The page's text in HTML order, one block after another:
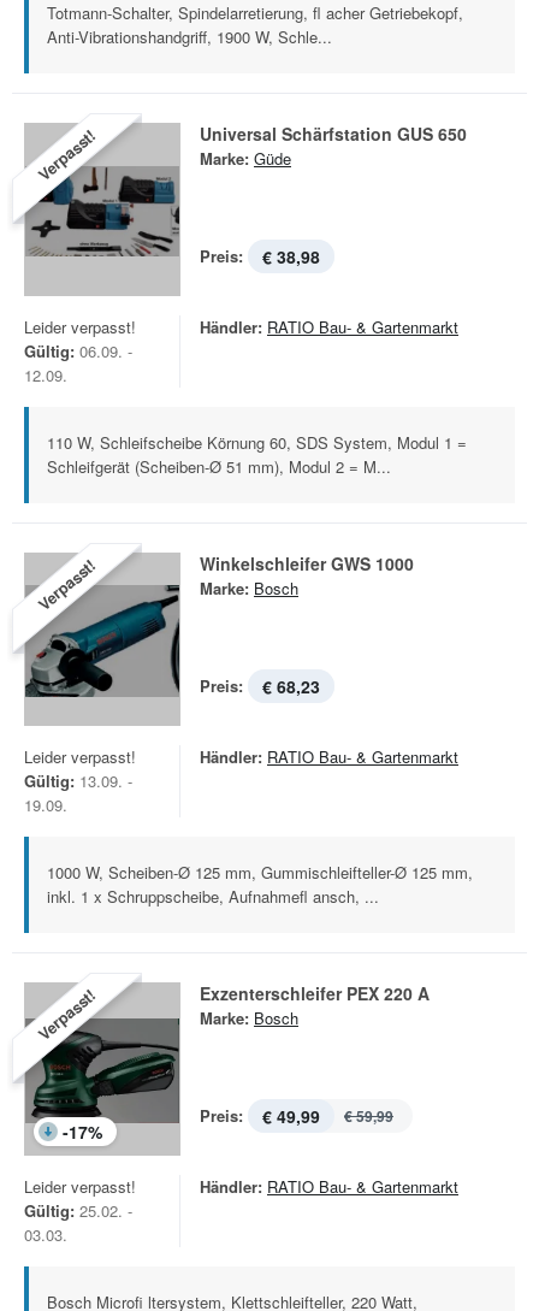
Totmann-Schalter, Spindelarretierung, fl acher Getriebekopf,
Anti-Vibrationshandgriff, 1900 W, Schle...
Verpasst! Universal Schärfstation GUS 650
Marke: Güde
Preis: € 38,98
Leider verpasst!
Gültig: 06.09. -
12.09.
Händler: RATIO Bau- & Gartenmarkt
110 W, Schleifscheibe Körnung 60, SDS System, Modul 1 =
Schleifgerät (Scheiben-Ø 51 mm), Modul 2 = M...
Verpasst! Winkelschleifer GWS 1000
Marke: Bosch
Preis: € 68,23
Leider verpasst!
Gültig: 13.09. -
19.09.
Händler: RATIO Bau- & Gartenmarkt
1000 W, Scheiben-Ø 125 mm, Gummischleifteller-Ø 125 mm,
inkl. 1 x Schruppscheibe, Aufnahmefl ansch, ...
Verpasst!
-17%
Exzenterschleifer PEX 220 A
Marke: Bosch
Preis: € 49,99 € 59,99
Leider verpasst!
Gültig: 25.02. -
03.03.
Händler: RATIO Bau- & Gartenmarkt
Bosch Microfi ltersystem, Klettschleifteller, 220 Watt,